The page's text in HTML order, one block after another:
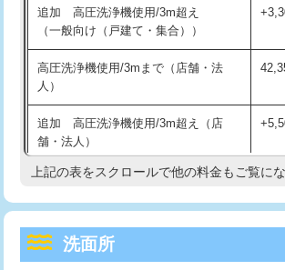
マス交換（深さ50㎝以上）
コンクリート斫り（厚さ10㎝まで）
コンクリート斫り（厚さ10㎝超え）
モルタル補修（厚さ10㎝まで）
モルタル補修（厚さ10㎝超え）
洗面台設置
追加人工
持込商品取付（混合水栓）
給水管工事※（ホール加工)
給水管工事※（バンド止め)
給水管工事※（支持金具設置)
給水管工事※（保温材使用（バンド止
め込み）)
給水管工事※（土の掘削・埋め戻し作
追加 高圧洗浄機使用/3m超え
（一般向け（戸建て・集合））
高圧洗浄機使用/3mまで（店舗・法
人）
追加 高圧洗浄機使用/3m超え（店
舗・法人）
高度高圧洗浄換 現
トーラー機使用/3mまで
上記の表をスクロールで他の料金もご覧にな
洗面所